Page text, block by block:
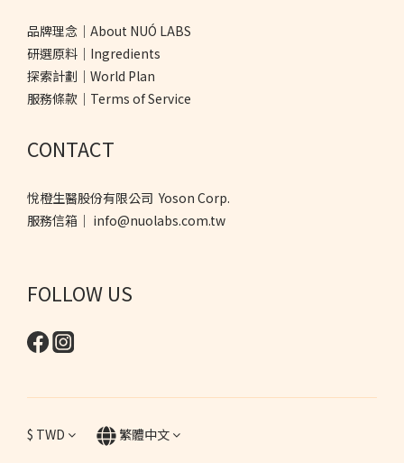
品牌理念｜About NUÓ LABS
研選原料｜Ingredients
探索計劃｜World Plan
服務條款｜Terms of Service
CONTACT
悅橙生醫股份有限公司 Yoson Corp.
服務信箱｜ info@nuolabs.com.tw
FOLLOW US
$ TWD 繁體中文